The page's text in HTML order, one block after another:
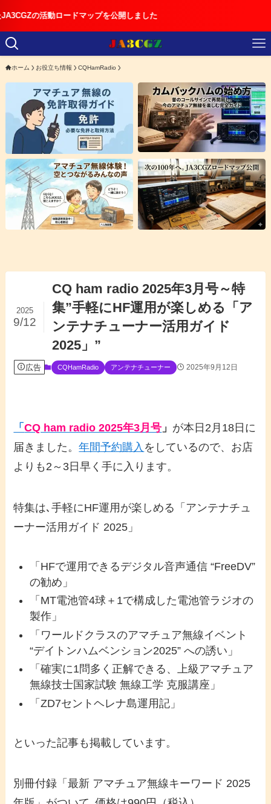
マップを公開しました
ホーム お役立ち情報 CQHamRadio
CQ ham radio 2025年3月号～特
集”手軽にHF運用が楽しめる「ア
ンテナチューナー活用ガイド
2025」”
2025
9/12
広告 CQHamRadio アンテナチューナー 2025年9月12日
「CQ ham radio 2025年3月号 」 が本日2月18日に
届きまし た。年間予約購入 をしているので、お店
よりも2～3日早く手に入ります。
特集は､手軽にHF運用が楽しめる「アンテナチュ
ーナー活用ガイド 2025」
「HFで運用できるデジタル音声通信 “FreeDV”
の勧め」
「MT電池管4球＋1で構成した電池管ラジオの
製作」
「ワールドクラスのアマチュア無線イベント
“デイトンハムベンション2025” への誘い」
「確実に1問多く正解できる、上級アマチュア
無線技士国家試験 無線工学 克服講座」
「ZD7セントヘレナ島運用記」
といった記事も掲載しています。
別冊付録「最新 アマチュア無線キーワード 2025